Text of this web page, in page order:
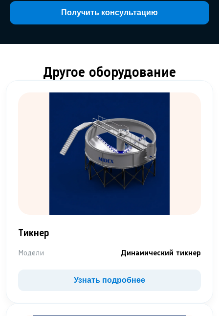
Получить консультацию
Другое оборудование
Тикнер
Модели Динамический тикнер
Узнать подробнее